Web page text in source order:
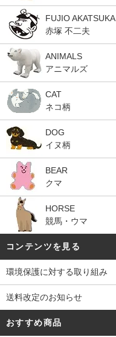
FUJIO AKATSUKA
赤塚 不二夫
ANIMALS
アニマルズ
CAT
ネコ柄
DOG
イヌ柄
BEAR
クマ
HORSE
競馬・ウマ
コンテンツを見る
環境保護に対する取り組み
送料改定のお知らせ
おすすめ商品